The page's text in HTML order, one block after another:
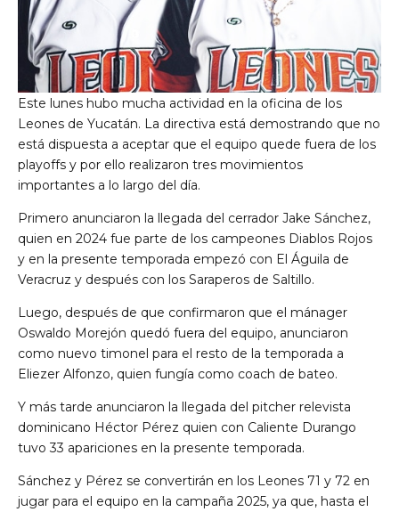
Este lunes hubo mucha actividad en la oficina de los
Leones de Yucatán. La directiva está demostrando que no
está dispuesta a aceptar que el equipo quede fuera de los
playoffs y por ello realizaron tres movimientos
importantes a lo largo del día.
Primero anunciaron la llegada del cerrador Jake Sánchez,
quien en 2024 fue parte de los campeones Diablos Rojos
y en la presente temporada empezó con El Águila de
Veracruz y después con los Saraperos de Saltillo.
Luego, después de que confirmaron que el mánager
Oswaldo Morejón quedó fuera del equipo, anunciaron
como nuevo timonel para el resto de la temporada a
Eliezer Alfonzo, quien fungía como coach de bateo.
Y más tarde anunciaron la llegada del pitcher relevista
dominicano Héctor Pérez quien con Caliente Durango
tuvo 33 apariciones en la presente temporada.
Sánchez y Pérez se convertirán en los Leones 71 y 72 en
jugar para el equipo en la campaña 2025, ya que, hasta el